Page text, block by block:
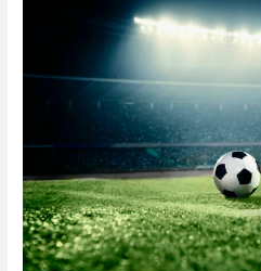
Empresas
Judicial
–
EDITAL
PGE/TRANSAÇÃO
Nº